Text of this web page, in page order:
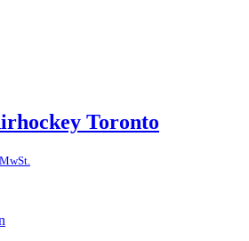
Toronto